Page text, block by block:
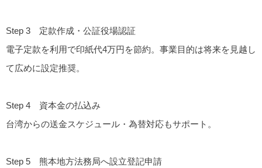
Step 3 定款作成・公証役場認証
電子定款を利用で印紙代4万円を節約。事業目的は将来を見越し
て広めに設定推奨。
Step 4 資本金の払込み
台湾からの送金スケジュール・為替対応もサポート。
Step 5 熊本地方法務局へ設立登記申請